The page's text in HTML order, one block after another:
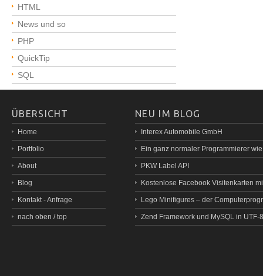
HTML
News und so
PHP
QuickTip
SQL
ÜBERSICHT
Home
Portfolio
About
Blog
Kontakt - Anfrage
nach oben / top
NEU IM BLOG
Interex Automobile GmbH
Ein ganz normaler Programmierer
PKW Label API
Kostenlose Facebook Visitenkarten
Lego Minifigures – der
Zend Framework und MySQL in